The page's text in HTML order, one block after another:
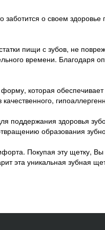
о своем
пищи с зубов, не
времени.
которая
поддержания здоровья
образования
Покупая эту щетку,
эта уникальная зубная